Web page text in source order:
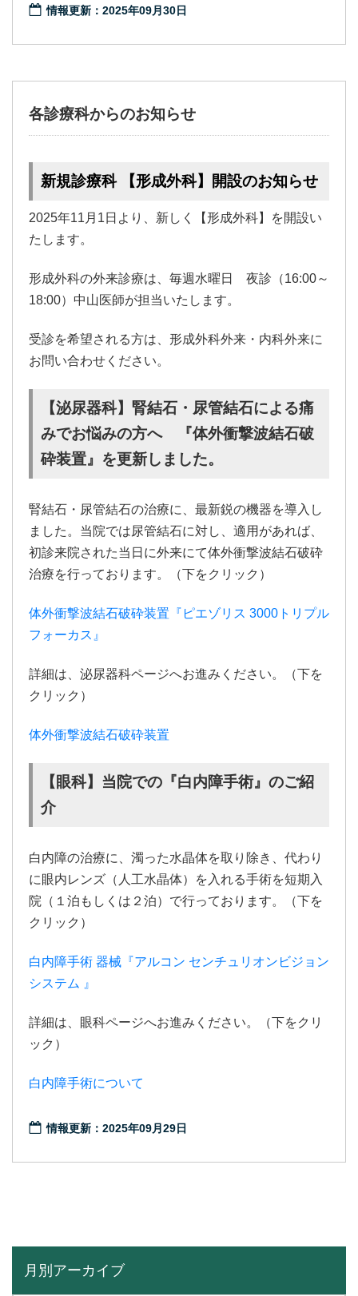
情報更新：2025年09月30日
各診療科からのお知らせ
新規診療科 【形成外科】開設のお知らせ
2025年11月1日より、新しく【形成外科】を開設い
たします。
形成外科の外来診療は、毎週水曜日 夜診（16:00～
18:00）中山医師が担当いたします。
受診を希望される方は、形成外科外来・内科外来に
お問い合わせください。
【泌尿器科】腎結石・尿管結石による痛
みでお悩みの方へ 『体外衝撃波結石破
砕装置』を更新しました。
腎結石・尿管結石の治療に、最新鋭の機器を導入し
ました。当院では尿管結石に対し、適用があれば、
初診来院された当日に外来にて体外衝撃波結石破砕
治療を行っております。（下をクリック）
体外衝撃波結石破砕装置『ピエゾリス 3000トリプル
フォーカス』
詳細は、泌尿器科ページへお進みください。（下を
クリック）
体外衝撃波結石破砕装置
【眼科】当院での『白内障手術』のご紹
介
白内障の治療に、濁った水晶体を取り除き、代わり
に眼内レンズ（人工水晶体）を入れる手術を短期入
院（１泊もしくは２泊）で行っております。（下を
クリック）
白内障手術 器械『アルコン センチュリオンビジョン
システム 』
詳細は、眼科ページへお進みください。（下をクリ
ック）
白内障手術について
情報更新：2025年09月29日
月別アーカイブ